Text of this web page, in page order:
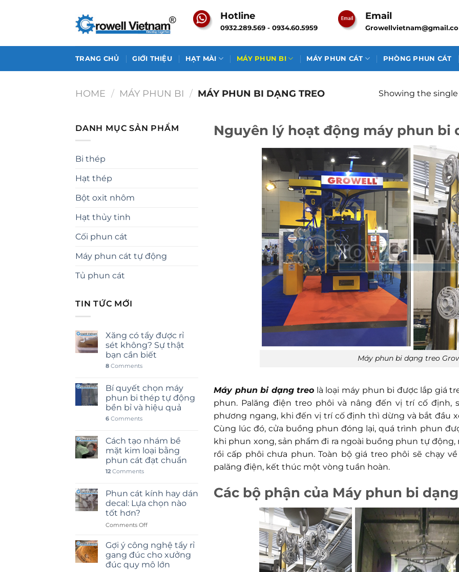
Hotline
0932.289.569 - 0934.60.5959
Email
TRANG CHỦ GIỚI THIỆU HẠT MÀI MÁY PHUN BI MÁY PHUN CÁT PHÒNG PHUN CÁT
HOME / MÁY PHUN BI / MÁY PHUN BI DẠNG TREO Showing the
DANH MỤC SẢN PHẨM
Bi thép
Hạt thép
Bột oxit nhôm
Hạt thủy tinh
Cối phun cát
Máy phun cát tự động
Tủ phun cát
TIN TỨC MỚI
Xăng có tẩy được rỉ
sét không? Sự thật
bạn cần biết
8 Comments
Bí quyết chọn máy
phun bi thép tự động
bền bỉ và hiệu quả
6 Comments
Cách tạo nhám bề
mặt kim loại bằng
phun cát đạt chuẩn
12Comments
Phun cát kính hay dán
decal: Lựa chọn nào
tốt hơn?
Comments Offon
cát
kính
hay
dán
Gợi ý công nghệ tẩy rỉ
gang đúc cho xưởng
đúc quy mô lớn
Nguyên lý hoạt động máy phun bi
Máy phun bi dạng treo
Máy phun bi dạng treo là loại máy phun bi được lắp giá
phun. Palăng điện treo phôi và nâng đến vị trí cố định,
phương ngang, khi đến vị trí cố định thì dừng và bắt đầu
Cùng lúc đó, cửa buồng phun đóng lại, quá trình phun
khi phun xong, sản phẩm đi ra ngoài buồng phun tự
rồi cấp phôi chưa phun. Toàn bộ giá treo phôi sẽ chạy
palăng điện, kết thúc một vòng tuần hoàn.
Các bộ phận của Máy phun bi